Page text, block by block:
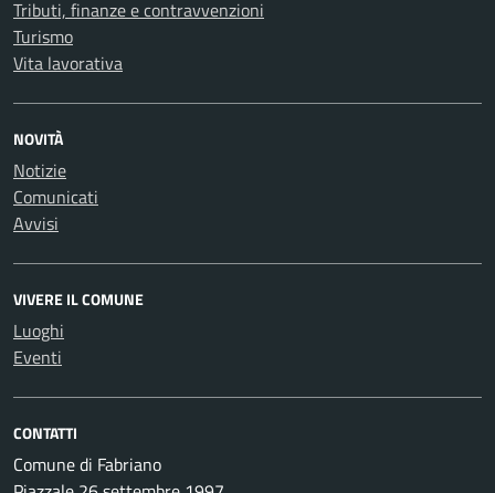
Tributi, finanze e contravvenzioni
Turismo
Vita lavorativa
NOVITÀ
Notizie
Comunicati
Avvisi
VIVERE IL COMUNE
Luoghi
Eventi
CONTATTI
Comune di Fabriano